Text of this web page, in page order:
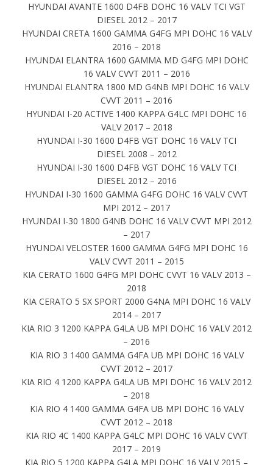
HYUNDAI AVANTE 1600 D4FB DOHC 16 VALV TCI VGT
DIESEL 2012 – 2017
HYUNDAI CRETA 1600 GAMMA G4FG MPI DOHC 16 VALV
2016 – 2018
HYUNDAI ELANTRA 1600 GAMMA MD G4FG MPI DOHC
16 VALV CVVT 2011 – 2016
HYUNDAI ELANTRA 1800 MD G4NB MPI DOHC 16 VALV
CVVT 2011 – 2016
HYUNDAI I-20 ACTIVE 1400 KAPPA G4LC MPI DOHC 16
VALV 2017 – 2018
HYUNDAI I-30 1600 D4FB VGT DOHC 16 VALV TCI
DIESEL 2008 – 2012
HYUNDAI I-30 1600 D4FB VGT DOHC 16 VALV TCI
DIESEL 2012 – 2016
HYUNDAI I-30 1600 GAMMA G4FG DOHC 16 VALV CVVT
MPI 2012 – 2017
HYUNDAI I-30 1800 G4NB DOHC 16 VALV CVVT MPI 2012
– 2017
HYUNDAI VELOSTER 1600 GAMMA G4FG MPI DOHC 16
VALV CVVT 2011 – 2015
KIA CERATO 1600 G4FG MPI DOHC CVVT 16 VALV 2013 –
2018
KIA CERATO 5 SX SPORT 2000 G4NA MPI DOHC 16 VALV
2014 – 2017
KIA RIO 3 1200 KAPPA G4LA UB MPI DOHC 16 VALV 2012
– 2016
KIA RIO 3 1400 GAMMA G4FA UB MPI DOHC 16 VALV
CVVT 2012 – 2017
KIA RIO 4 1200 KAPPA G4LA UB MPI DOHC 16 VALV 2012
– 2018
KIA RIO 4 1400 GAMMA G4FA UB MPI DOHC 16 VALV
CVVT 2012 – 2018
KIA RIO 4C 1400 KAPPA G4LC MPI DOHC 16 VALV CVVT
2017 – 2019
KIA RIO 5 1200 KAPPA G4LA MPI DOHC 16 VALV 2015 –